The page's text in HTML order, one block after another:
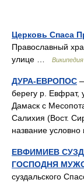
Церковь Спаса
Православный
улице …
Википедия
ДУРА-ЕВРОПОС
берегу р. Евфрат,
Дамаск с
Салихия (Вост.
название
ЕВФИМИЕВ
ГОСПОДНЯ
суздальского